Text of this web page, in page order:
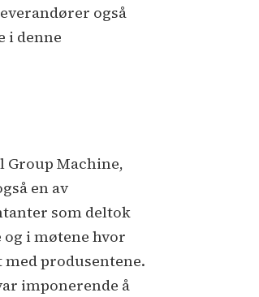
også
i denne
Group Machine,
en av
som deltok
i møtene hvor
produsentene.
imponerende å